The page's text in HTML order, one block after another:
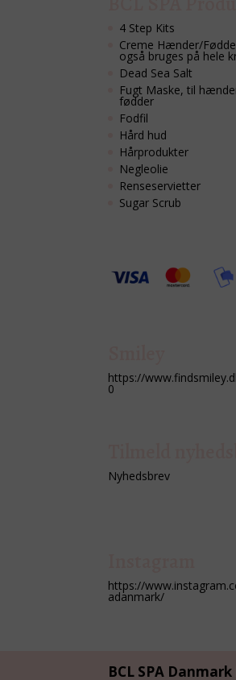
4 Step Kits
Creme Hænder/
også bruges på hele
Dead Sea Salt
Fugt Maske, til
fødder
Fodfil
Hård hud
Hårprodukter
Negleolie
Renseservietter
Sugar Scrub
https://
0
Nyhedsbrev
https://
adanmark/
BCL SPA